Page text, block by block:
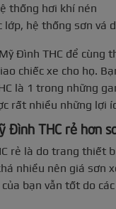
thống hơi khí nén
lớp, hệ thống sơn vá
Đình THC để
chiếc xe cho họ.
là 1 trong những
rất nhiều những lợi
Đình THC rẻ hơn
rẻ là do trang thiết
nhiều nên giá sơn
bạn vẫn tốt do